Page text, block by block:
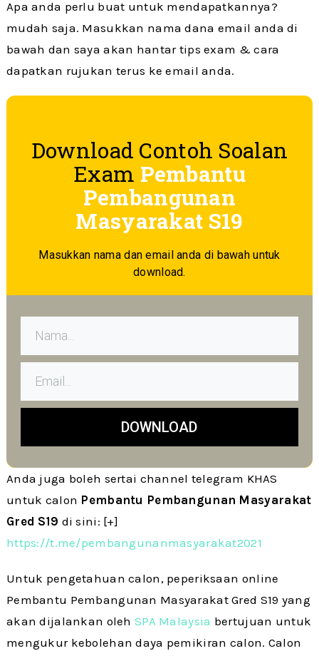
Apa anda perlu buat untuk mendapatkannya?
mudah saja. Masukkan nama dana email anda di
bawah dan saya akan hantar tips exam & cara
dapatkan rujukan terus ke email anda.
Download Contoh Soalan
Exam Pembantu
Pembangunan
Masyarakat S19
Masukkan nama dan email anda di bawah untuk
download.
DOWNLOAD
Anda juga boleh sertai channel telegram KHAS
untuk calon Pembantu Pembangunan Masyarakat
Gred S19 di sini: [+]
https://t.me/pembangunanmasyarakat2021
Untuk pengetahuan calon, peperiksaan online
Pembantu Pembangunan Masyarakat Gred S19 yang
akan dijalankan olehSPA Malaysia bertujuan untuk
mengukur kebolehan daya pemikiran calon. Calon